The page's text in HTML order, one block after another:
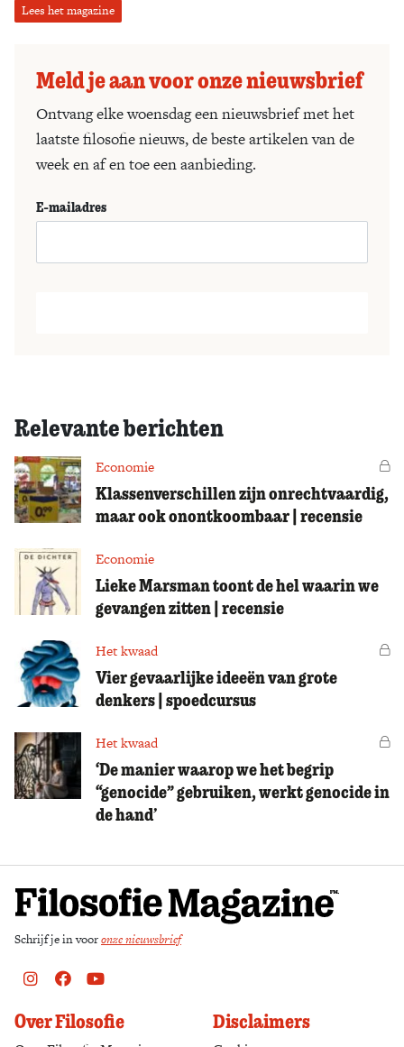
Lees het magazine
Meld je aan voor onze nieuwsbrief
Ontvang elke woensdag een nieuwsbrief met het
laatste filosofie nieuws, de beste artikelen van de
week en af en toe een aanbieding.
E-mailadres
Relevante berichten
Economie
Klassenverschillen zijn onrechtvaardig,
maar ook onontkoombaar | recensie
Economie
Lieke Marsman toont de hel waarin we
gevangen zitten | recensie
Het kwaad
Vier gevaarlijke ideeën van grote
denkers | spoedcursus
Het kwaad
‘De manier waarop we het begrip
“genocide” gebruiken, werkt genocide in
de hand’
Schrijf je in vooronze nieuwsbrief
Instagram
FacebookYoutube
Over Filosofie Disclaimers